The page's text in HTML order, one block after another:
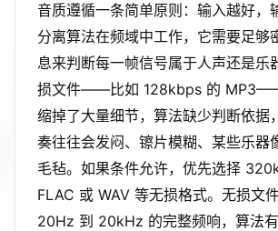
音质遵循一条简单原则：输入越好，
分离算法在频域中工作，它需要足够
息来判断每一帧信号属于人声还是乐
损文件——比如 128kbps 的
缩掉了大量细节，算法缺少判断依据
奏往往会发闷、镲片模糊、某些乐器
毛毡。如果条件允许，优先选择
FLAC 或 WAV 等无损格式。无损文
20Hz 到 20kHz 的完整频响，算法